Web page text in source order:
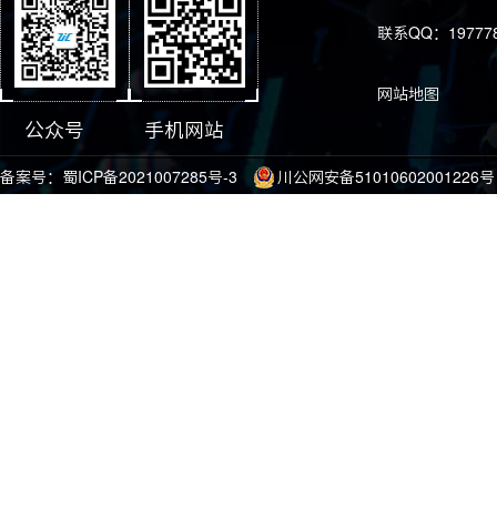
公众号 手机网站
联系QQ：
网站地图
备案号： 蜀ICP备2021007285号-3 川公网安备51010602001226号